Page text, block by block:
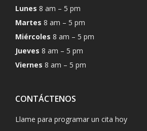
Lunes 8 am – 5 pm
Martes 8 am – 5 pm
Miércoles 8 am – 5 pm
Jueves 8 am – 5 pm
Viernes 8 am – 5 pm
CONTÁCTENOS
Llame para programar un cita hoy